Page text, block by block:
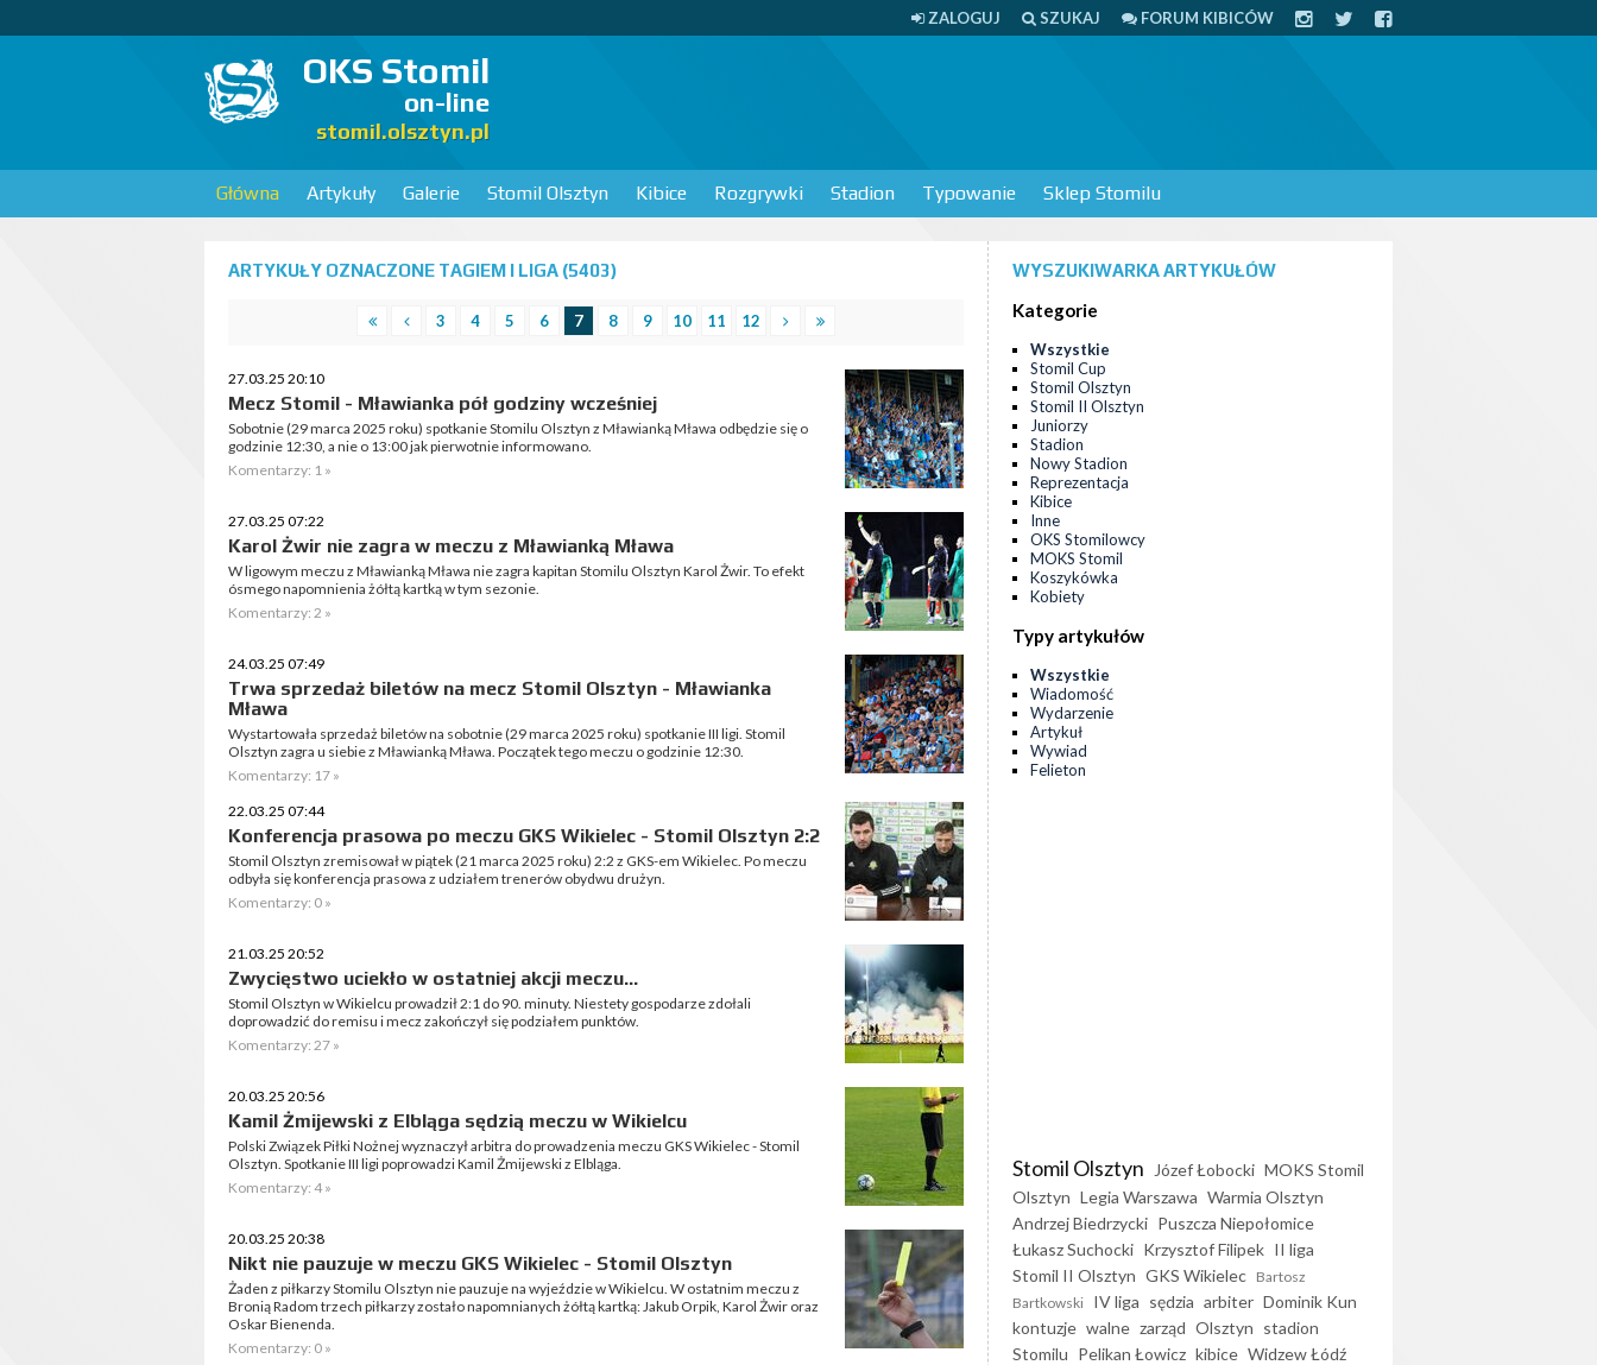
ZALOGUJ SZUKAJ FORUM KIBICÓW
OKS Stomil
on-line
stomil.olsztyn.pl
Główna Artykuły Galerie Stomil Olsztyn Kibice Rozgrywki Stadion Typowanie Sklep Stomilu
ARTYKUŁY OZNACZONE TAGIEM I LIGA (5403)
3 4 5 6 7 8 9 10 11 12
27.03.25 20:10
Mecz Stomil - Mławianka pół godziny wcześniej
Sobotnie (29 marca 2025 roku) spotkanie Stomilu Olsztyn z Mławianką Mława odbędzie się o
godzinie 12:30, a nie o 13:00 jak pierwotnie informowano.
Komentarzy: 1 »
27.03.25 07:22
Karol Żwir nie zagra w meczu z Mławianką Mława
W ligowym meczu z Mławianką Mława nie zagra kapitan Stomilu Olsztyn Karol Żwir. To efekt
ósmego napomnienia żółtą kartką w tym sezonie.
Komentarzy: 2 »
24.03.25 07:49
Trwa sprzedaż biletów na mecz Stomil Olsztyn - Mławianka
Mława
Wystartowała sprzedaż biletów na sobotnie (29 marca 2025 roku) spotkanie III ligi. Stomil
Olsztyn zagra u siebie z Mławianką Mława. Początek tego meczu o godzinie 12:30.
Komentarzy: 17 »
22.03.25 07:44
Konferencja prasowa po meczu GKS Wikielec - Stomil Olsztyn 2:2
Stomil Olsztyn zremisował w piątek (21 marca 2025 roku) 2:2 z GKS-em Wikielec. Po meczu
odbyła się konferencja prasowa z udziałem trenerów obydwu drużyn.
Komentarzy: 0 »
21.03.25 20:52
Zwycięstwo uciekło w ostatniej akcji meczu…
Stomil Olsztyn w Wikielcu prowadził 2:1 do 90. minuty. Niestety gospodarze zdołali
doprowadzić do remisu i mecz zakończył się podziałem punktów.
Komentarzy: 27 »
20.03.25 20:56
Kamil Żmijewski z Elbląga sędzią meczu w Wikielcu
Polski Związek Piłki Nożnej wyznaczył arbitra do prowadzenia meczu GKS Wikielec - Stomil
Olsztyn. Spotkanie III ligi poprowadzi Kamil Żmijewski z Elbląga.
Komentarzy: 4 »
20.03.25 20:38
Nikt nie pauzuje w meczu GKS Wikielec - Stomil Olsztyn
Żaden z piłkarzy Stomilu Olsztyn nie pauzuje na wyjeździe w Wikielcu. W ostatnim meczu z
Bronią Radom trzech piłkarzy zostało napomnianych żółtą kartką: Jakub Orpik, Karol Żwir oraz
Oskar Bienenda.
Komentarzy: 0 »
WYSZUKIWARKA ARTYKUŁÓW
Kategorie
Wszystkie
Stomil Cup
Stomil Olsztyn
Stomil II Olsztyn
Juniorzy
Stadion
Nowy Stadion
Reprezentacja
Kibice
Inne
OKS Stomilowcy
MOKS Stomil
Koszykówka
Kobiety
Typy artykułów
Wszystkie
Wiadomość
Wydarzenie
Artykuł
Wywiad
Felieton
Stomil Olsztyn Józef Łobocki MOKS Stomil
Olsztyn Legia Warszawa Warmia Olsztyn
Andrzej Biedrzycki Puszcza Niepołomice
Łukasz Suchocki Krzysztof Filipek II liga
Stomil II Olsztyn GKS Wikielec Bartosz
Bartkowski IV liga sędzia arbiter Dominik Kun
kontuzje walne zarząd Olsztyn stadion
Stomilu Pelikan Łowicz kibice Widzew Łódź